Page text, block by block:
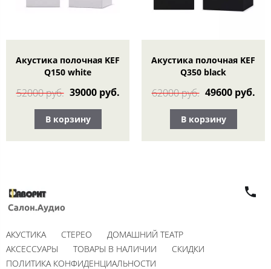
Акустика полочная KEF
Q150 white
52000 руб. 39000 руб.
В корзину
Акустика полочная KEF
Q350 black
62000 руб. 49600 руб.
В корзину
АКУСТИКА СТЕРЕО
ДОМАШНИЙ ТЕАТР
АКСЕССУАРЫ
ТОВАРЫ В НАЛИЧИИ
СКИДКИ
ПОЛИТИКА КОНФИДЕНЦИАЛЬНОСТИ